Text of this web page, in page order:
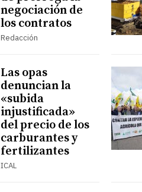
negociación de
los contratos
Redacción
Las opas
denuncian la
«subida
injustificada»
del precio de los
carburantes y
fertilizantes
ICAL